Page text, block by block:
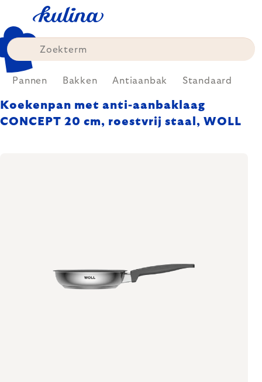
content
Pannen Bakken Antiaanbak Standaard
Koekenpan met anti-aanbaklaag
CONCEPT 20 cm, roestvrij staal, WOLL